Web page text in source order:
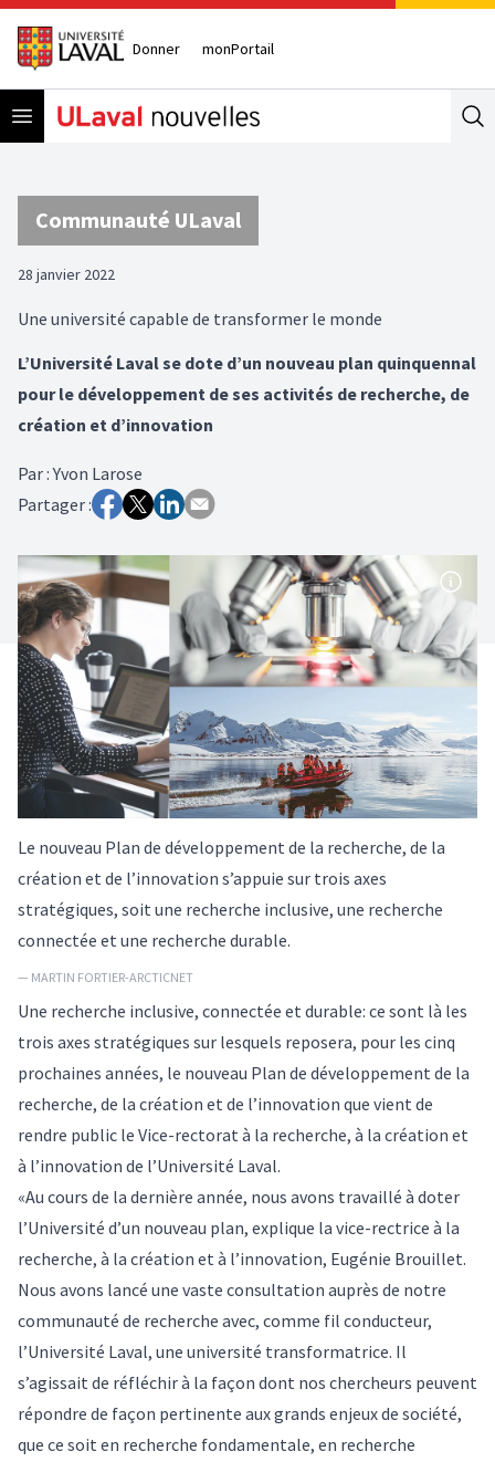
Donner monPortail
Open menu
Communauté ULaval
28 janvier 2022
Une université capable de transformer le monde
L’Université Laval se dote d’un nouveau plan quinquennal
pour le développement de ses activités de recherche, de
création et d’innovation
Par:Yvon Larose
Partager :
Le nouveau Plan de développement de la recherche, de la
création et de l’innovation s’appuie sur trois axes
stratégiques, soit une recherche inclusive, une recherche
connectée et une recherche durable.
— MARTIN FORTIER-ARCTICNET
Une recherche inclusive, connectée et durable: ce sont là les
trois axes stratégiques sur lesquels reposera, pour les cinq
prochaines années, le nouveau Plan de développement de la
recherche, de la création et de l’innovation que vient de
rendre public le Vice-rectorat à la recherche, à la création et
à l’innovation de l’Université Laval.
«Au cours de la dernière année, nous avons travaillé à doter
l’Université d’un nouveau plan, explique la vice-rectrice à la
recherche, à la création et à l’innovation, Eugénie Brouillet.
Nous avons lancé une vaste consultation auprès de notre
communauté de recherche avec, comme fil conducteur,
l’Université Laval, une université transformatrice. Il
s’agissait de réfléchir à la façon dont nos chercheurs peuvent
répondre de façon pertinente aux grands enjeux de société,
que ce soit en recherche fondamentale, en recherche